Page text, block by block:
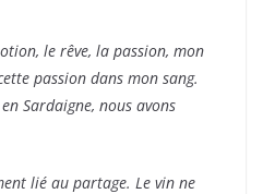
le rêve, la passion, mon
passion dans mon sang.
Sardaigne, nous avons
lié au partage. Le vin ne